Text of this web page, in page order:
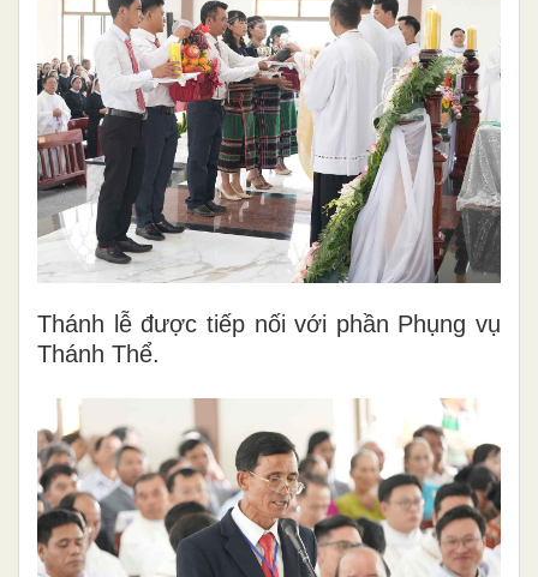
Thánh lễ được tiếp nối với phần Phụng vụ
Thánh Thể.